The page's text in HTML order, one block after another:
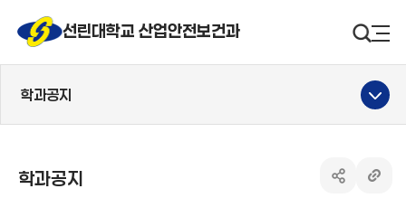
선린대 로고선린대학교 산업안전보건과 검색사
학과공지
학과공지 공유하기
링크